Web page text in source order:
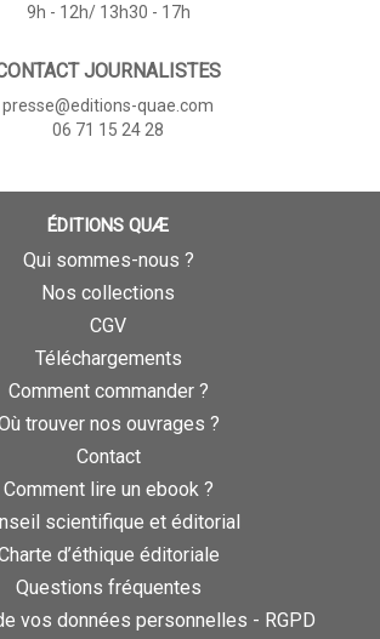
9h - 12h/ 13h30 - 17h
JOURNALISTES
presse@editions-quae.com
06 71 15 24 28
ÉDITIONS QUÆ
Qui sommes-nous ?
Nos collections
CGV
Téléchargements
Comment commander ?
trouver nos ouvrages ?
Contact
Comment lire un ebook ?
scientifique et éditorial
d’éthique éditoriale
Questions fréquentes
vos données personnelles - RGPD